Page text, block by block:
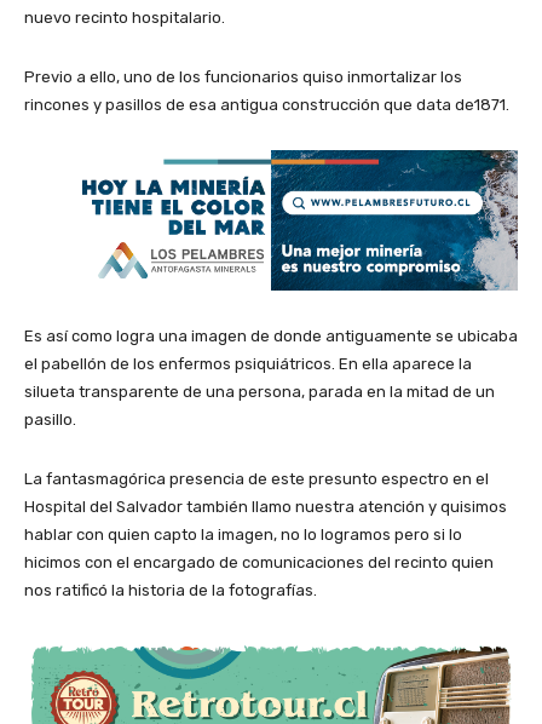
nuevo recinto hospitalario.
Previo a ello, uno de los funcionarios quiso inmortalizar los
rincones y pasillos de esa antigua construcción que data de1871.
Es así como logra una imagen de donde antiguamente se ubicaba
el pabellón de los enfermos psiquiátricos. En ella aparece la
silueta transparente de una persona, parada en la mitad de un
pasillo.
La fantasmagórica presencia de este presunto espectro en el
Hospital del Salvador también llamo nuestra atención y quisimos
hablar con quien capto la imagen, no lo logramos pero si lo
hicimos con el encargado de comunicaciones del recinto quien
nos ratificó la historia de la fotografías.